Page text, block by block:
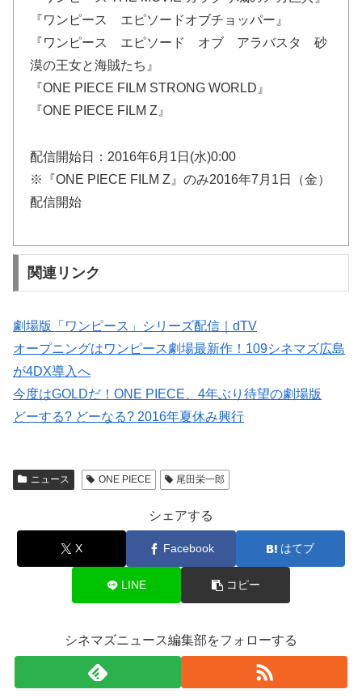
『ワンピース エピソードオブチョッパー』
『ワンピース エピソード オブ アラバスタ 砂
漠の王女と海賊たち』
『ONE PIECE FILM STRONG WORLD』
『ONE PIECE FILM Z』
配信開始日：2016年6月1日(水)0:00
※『ONE PIECE FILM Z』のみ2016年7月1日（金）
配信開始
関連リンク
劇場版「ワンピース」シリーズ配信｜dTV
オープニングはワンピース劇場最新作！109シネマズ広島
が4DX導入へ
今度はGOLDだ！ONE PIECE、4年ぶり待望の劇場版
どーする? どーなる? 2016年夏休み興行
ニュース ONE PIECE 尾田栄一郎
シェアする
X Facebook はてブ
LINE コピー
シネマズニュース編集部をフォローする